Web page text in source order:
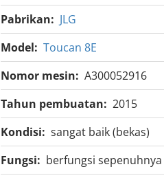
Pabrikan: JLG
Model: Toucan 8E
Nomor mesin: A300052916
Tahun pembuatan: 2015
Kondisi: sangat baik (bekas)
Fungsi: berfungsi sepenuhnya